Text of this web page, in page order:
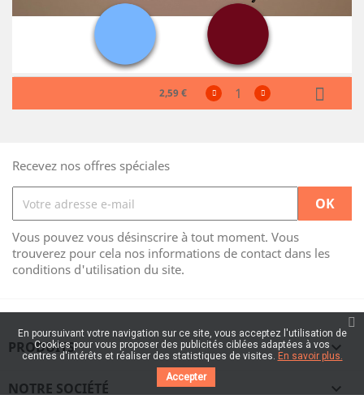
2,59 €
Recevez nos offres spéciales
Vous pouvez vous désinscrire à tout moment. Vous
trouverez pour cela nos informations de contact dans les
conditions d'utilisation du site.
PRODUITS 
NOTRE SOCIÉTÉ 
En poursuivant votre navigation sur ce site, vous acceptez l'utilisation de
Cookies pour vous proposer des publicités ciblées adaptées à vos
centres d'intérêts et réaliser des statistiques de visites. En savoir plus.
Accepter